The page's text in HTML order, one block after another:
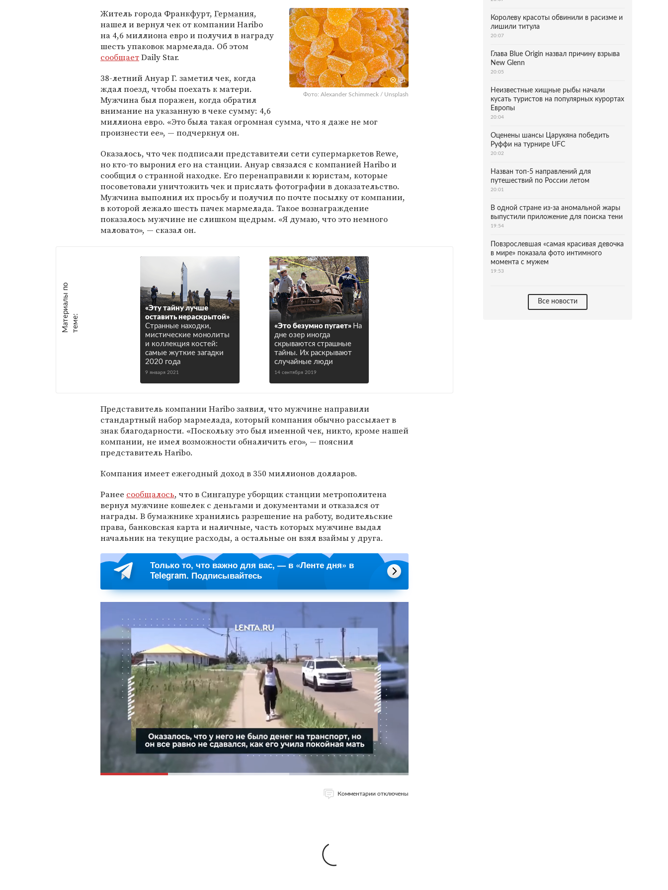
Фото: Alexander Schimmeck / Unsplash
Житель города Франкфурт, Германия,
нашел и вернул чек от компании Haribo
на 4,6 миллиона евро и получил в награду
шесть упаковок мармелада. Об этом
сообщаетDaily Star.
38-летний Ануар Г. заметил чек, когда
ждал поезд, чтобы поехать к матери.
Мужчина был поражен, когда обратил
внимание на указанную в чеке сумму: 4,6
миллиона евро. «Это была такая огромная сумма, что я даже не мог
произнести ее», — подчеркнул он.
Оказалось, что чек подписали представители сети супермаркетов Rewe,
но кто-то выронил его на станции. Ануар связался с компанией Haribo и
сообщил о странной находке. Его перенаправили к юристам, которые
посоветовали уничтожить чек и прислать фотографии в доказательство.
Мужчина выполнил их просьбу и получил по почте посылку от компании,
в которой лежало шесть пачек мармелада. Такое вознаграждение
показалось мужчине не слишком щедрым. «Я думаю, что это немного
маловато», — сказал он.
М
а
т е
р
и
а
л
ы
п
о
т
е
м
е :
«Эту тайну лучше
оставить нераскрытой»
Странные находки,
мистические монолиты
и коллекция костей:
самые жуткие загадки
2020 года
9 января 2021
«Это безумно пугает» На
дне озер иногда
скрываются страшные
тайны. Их раскрывают
случайные люди
14 сентября 2019
Представитель компании Haribo заявил, что мужчине направили
стандартный набор мармелада, который компания обычно рассылает в
знак благодарности. «Поскольку это был именной чек, никто, кроме нашей
компании, не имел возможности обналичить его», — пояснил
представитель Haribo.
Компания имеет ежегодный доход в 350 миллионов долларов.
Ранее сообщалось, что в Сингапуре уборщик станции метрополитена
вернул мужчине кошелек с деньгами и документами и отказался от
награды. В бумажнике хранились разрешение на работу, водительские
права, банковская карта и наличные, часть которых мужчине выдал
начальник на текущие расходы, а остальные он взял взаймы у друга.
Только то, что важно для вас, — в «Ленте дня» в
Telegram. Подписывайтесь
Комментарии отключены
Королеву красоты обвинили в расизме и
лишили титула
20:07
Глава Blue Origin назвал причину взрыва
New Glenn
20:05
Неизвестные хищные рыбы начали
кусать туристов на популярных курортах
Европы
20:04
Оценены шансы Царукяна победить
Руффи на турнире UFC
20:02
Назван топ-5 направлений для
путешествий по России летом
20:01
В одной стране из-за аномальной жары
выпустили приложение для поиска тени
19:54
Повзрослевшая «самая красивая девочка
в мире» показала фото интимного
момента с мужем
19:53
Все новости